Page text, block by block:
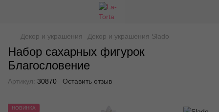
Декор и украшения Декор и украшения Slado
Набор сахарных фигурок
Благословение
Артикул: 30870 Оставить отзыв
НОВИНКА